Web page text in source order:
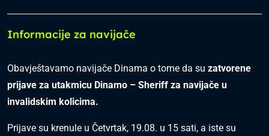
Informacije za navijače
Obavještavamo navijače Dinama o tome da su zatvorene
prijave za utakmicu Dinamo – Sheriff za navijače u
invalidskim kolicima.
Prijave su krenule u Četvrtak, 19.08. u 15 sati, a iste su